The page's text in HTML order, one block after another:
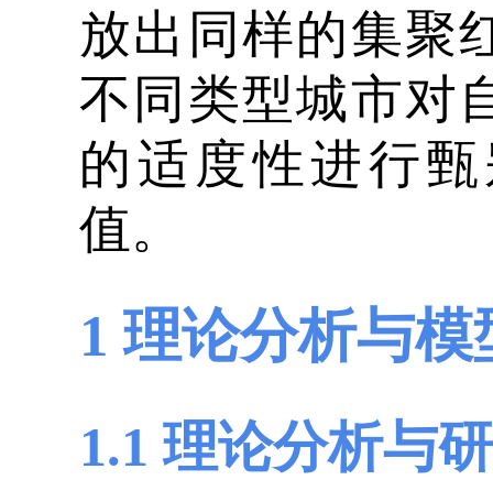
放出同样的集聚
不同类型城市对
的适度性进行
值。
1 理论分析与模
1.1 理论分析与